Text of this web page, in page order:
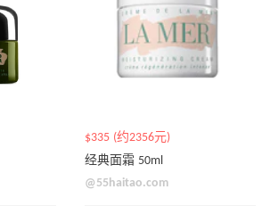
$335 (约2356元)
经典面霜 50ml
@55haitao.com